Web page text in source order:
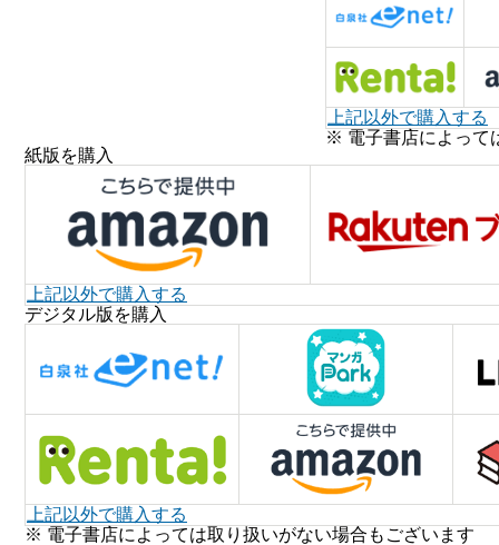
上記以外で購入する
※ 電子書店によって
紙版を購入
上記以外で購入する
デジタル版を購入
上記以外で購入する
※ 電子書店によっては取り扱いがない場合もございます